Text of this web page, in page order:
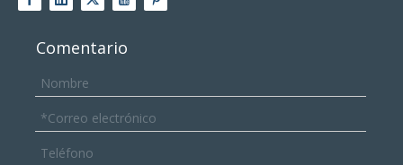
Comentario